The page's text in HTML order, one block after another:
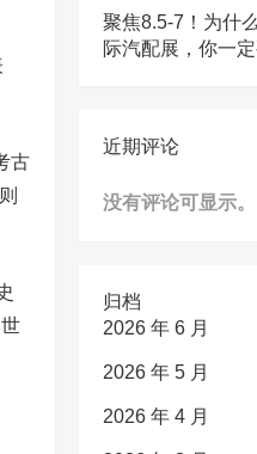
古
聚焦8.5-7！为什
际汽配展，你一
近期评论
没有评论可显示。
归档
2026 年 6 月
2026 年 5 月
2026 年 4 月